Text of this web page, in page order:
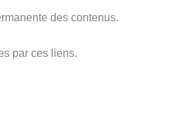
des contenus.
par ces liens.